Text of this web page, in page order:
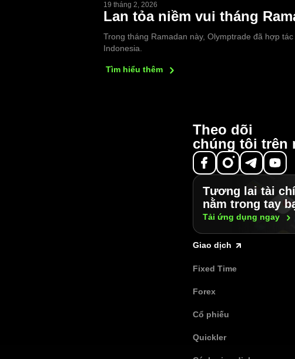
19 tháng 2, 2026
Lan tỏa niềm vui tháng
Trong tháng Ramadan này, Olymptrade đã hợp
Indonesia.
Tìm hiểu thêm
Theo dõi
chúng tôi trên
Tương lai tài
nằm trong tay
Tải ứng dụng ngay
Giao dịch
Fixed Time
Forex
Cổ phiếu
Quickler